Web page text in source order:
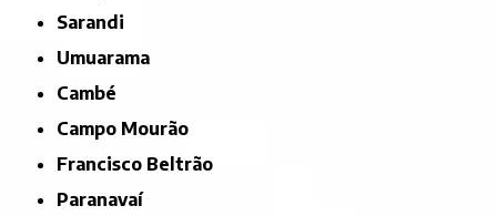
Sarandi
Umuarama
Cambé
Campo Mourão
Francisco Beltrão
Paranavaí